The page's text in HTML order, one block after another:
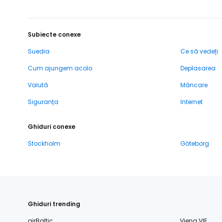
Subiecte conexe
Suedia
Ce să vedeți
Cum ajungem acolo
Deplasarea
Valută
Mâncare
Siguranța
Internet
Ghiduri conexe
Stockholm
Göteborg
Ghiduri trending